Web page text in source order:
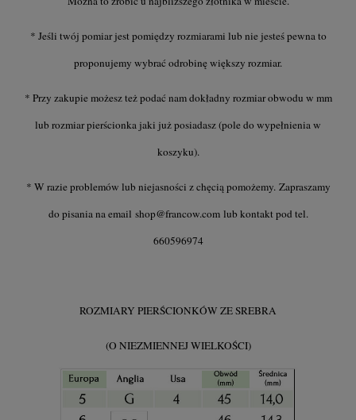
* Jeśli twój pomiar jest pomiędzy rozmiarami lub nie jesteś pewna to
proponujemy wybrać odrobinę większy rozmiar.
* Przy zakupie możesz też podać nam dokładny rozmiar obwodu w mm
lub rozmiar pierścionka jaki już posiadasz (pole do wypełnienia w
koszyku).
* W razie problemów lub niejasności z chęcią pomożemy. Zapraszamy
do pisania na email shop@francow.comlub kontakt pod tel.
660596974
ROZMIARY PIERŚCIONKÓW ZE SREBRA
(O NIEZMIENNEJ WIELKOŚCI)